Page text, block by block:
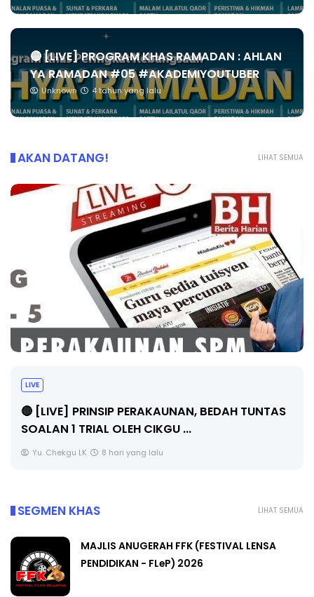
🔴 [LIVE] PROGRAM KHAS RAMADAN : AHLAN
YA RAMADAN #05 #AKADEMIYOUTUBER
Unknown 4 tahun yang lalu
LIHAT SEMUA
AKAN DATANG!
PENGARAH PENDIDIKAN MALAYSIA
Unknown 10 hari yang lalu
LIHAT SEMUA
SEGMEN KHAS
MAJLIS ANUGERAH FFK (FESTIVAL LENSA
PENDIDIKAN - FLeP) 2026